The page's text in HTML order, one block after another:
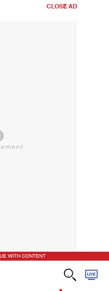
CLOSE AD
WITH CONTENT